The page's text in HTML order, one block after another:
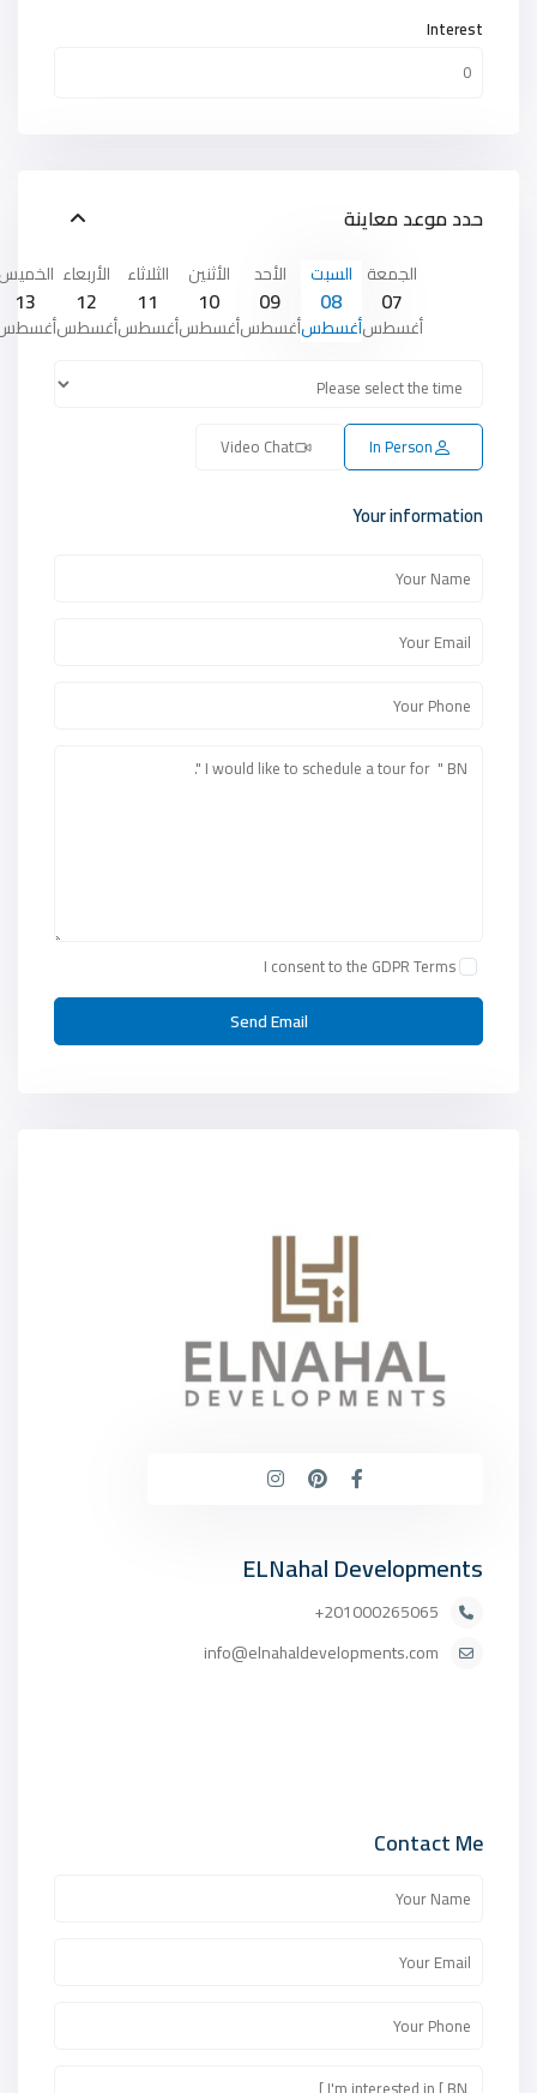
Interest
حدد موعد معاينة
الجمعة
07
أغسطس
السبت
08
أغسطس
الأحد
09
أغسطس
الأثنين
10
أغسطس
الثلاثاء
11
أغسطس
الأربعاء
12
أغسطس
13
In Person
Video Chat
Your information
I consent to the GDPR Terms
ELNahal Developments
201000265065+
info@elnahaldevelopments.com
Contact Me